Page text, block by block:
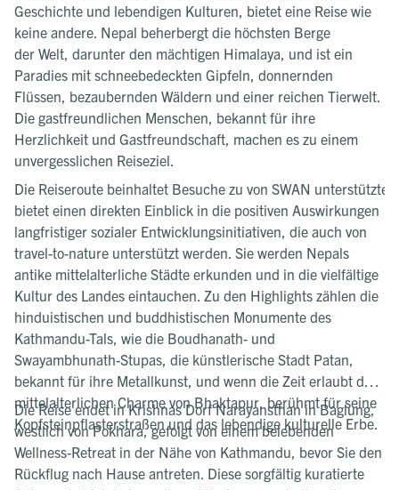
Geschichte und lebendigen Kulturen, bietet eine Reise wie
keine andere. Nepal beherbergt die höchsten Berge
der Welt, darunter den mächtigen Himalaya, und ist ein
Paradies mit schneebedeckten Gipfeln, donnernden
Flüssen, bezaubernden Wäldern und einer reichen Tierwelt.
Die gastfreundlichen Menschen, bekannt für ihre
Herzlichkeit und Gastfreundschaft, machen es zu einem
unvergesslichen Reiseziel.
Die Reiseroute beinhaltet Besuche zu von SWAN
bietet einen direkten Einblick in die positiven Auswirkungen
langfristiger sozialer Entwicklungsinitiativen, die auch von
travel-to-nature unterstützt werden. Sie werden Nepals
antike mittelalterliche Städte erkunden und in die vielfältige
Kultur des Landes eintauchen. Zu den Highlights zählen die
hinduistischen und buddhistischen Monumente des
Kathmandu-Tals, wie die Boudhanath- und
Swayambhunath-Stupas, die künstlerische Stadt Patan,
bekannt für ihre Metallkunst, und wenn die Zeit erlaubt den
mittelalterlichen Charme von Bhaktapur, berühmt für seine
Kopfsteinpflasterstraßen und das lebendige kulturelle Erbe.
Die Reise endet in Krishnas Dorf Narayansthan in Baglung,
westlich von Pokhara, gefolgt von einem belebenden
Wellness-Retreat in der Nähe von Kathmandu, bevor Sie den
Rückflug nach Hause antreten. Diese sorgfältig kuratierte